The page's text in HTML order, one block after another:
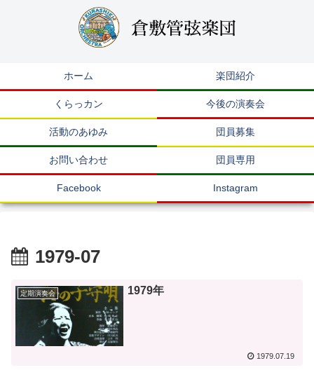
ホーム 楽団紹介
くらっカン 今後の演奏会
活動のあゆみ 団員募集
お問い合わせ 団員専用
Facebook Instagram
1979-07
定期演奏会 1979年
1979.07.19